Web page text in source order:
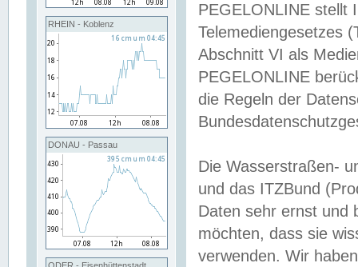
RHEIN - Koblenz
DONAU - Passau
PEGELONLINE stellt
Telemediengesetzes
Abschnitt VI als
PEGELONLINE
die Regeln der
Die Wasserstraßen-
und das ITZBund
Daten sehr ernst und
möchten, dass sie
verwenden. Wir